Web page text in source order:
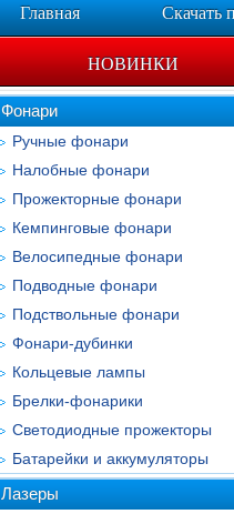
Главная Скачать
НОВИНКИ
Фонари
Ручные фонари
Налобные фонари
Прожекторные фонари
Кемпинговые фонари
Велосипедные фонари
Подводные фонари
Подствольные фонари
Фонари-дубинки
Кольцевые лампы
Брелки-фонарики
Светодиодные прожекторы
Батарейки и аккумуляторы
Лазеры